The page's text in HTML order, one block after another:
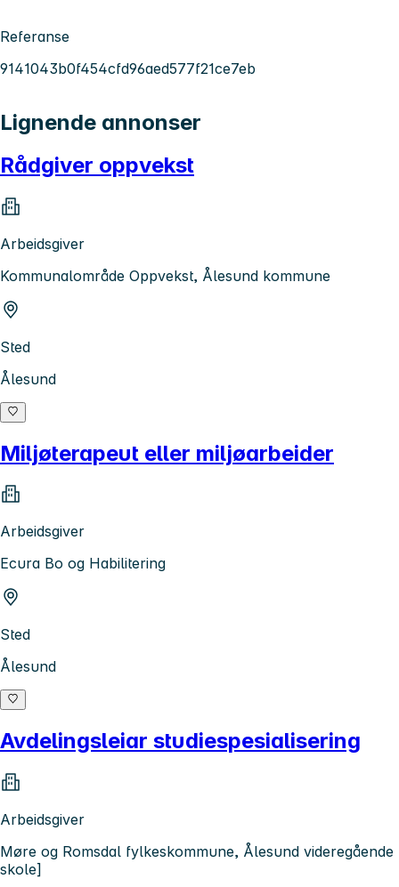
Referanse
9141043b0f454cfd96aed577f21ce7eb
Lignende annonser
Rådgiver oppvekst
Arbeidsgiver
Kommunalområde Oppvekst, Ålesund kommune
Sted
Ålesund
Miljøterapeut eller miljøarbeider
Arbeidsgiver
Ecura Bo og Habilitering
Sted
Ålesund
Avdelingsleiar studiespesialisering
Arbeidsgiver
Møre og Romsdal fylkeskommune, Ålesund videregående
skole]